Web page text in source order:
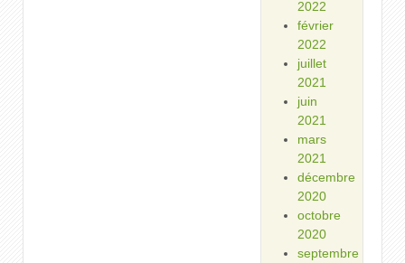
2022
février
2022
juillet
2021
juin
2021
mars
2021
décembre
2020
octobre
2020
septembre